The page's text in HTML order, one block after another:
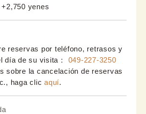
yenes
reservas por teléfono, retrasos y
día de su visita： 049-227-3250
sobre la cancelación de reservas
haga clic aquí.